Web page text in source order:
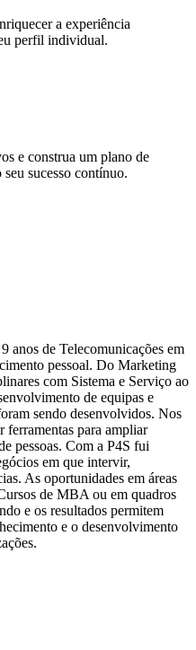
a experiência
perfil individual.
e construa um plano de
sucesso contínuo.
anos de Telecomunicações em
pessoal. Do Marketing
com Sistema e Serviço ao
de equipas e
sendo desenvolvidos. Nos
ferramentas para ampliar
pessoas. Com a P4S fui
em que intervir,
As oportunidades em áreas
de MBA ou em quadros
e os resultados permitem
e o desenvolvimento